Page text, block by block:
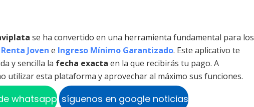
se ha convertido en una herramienta fundamental para los
Renta Joven e Ingreso Mínimo Garantizado. Este aplicativo te
y sencilla la fecha exacta en la que recibirás tu pago. A
utilizar esta plataforma y aprovechar al máximo sus funciones.
whatsappsíguenos en google noticias